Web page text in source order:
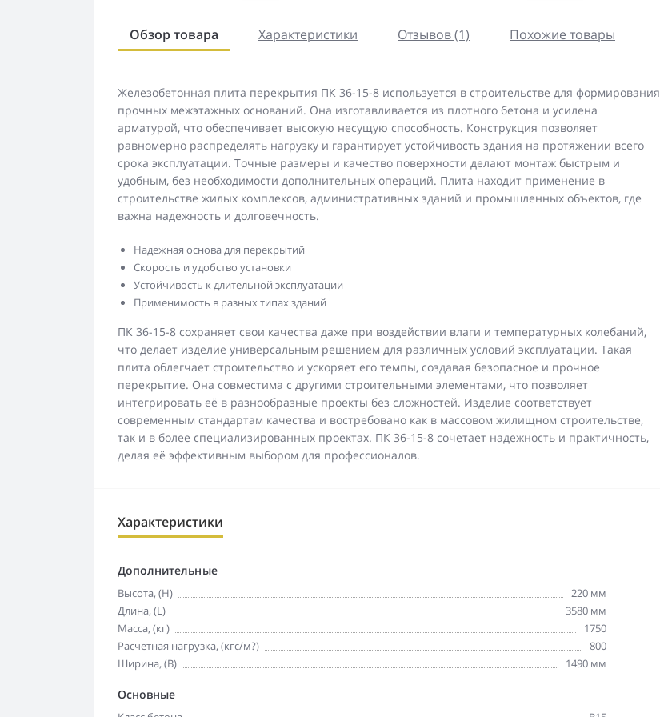
Обзор товара Характеристики Отзывов (1) Похожие товары
Железобетонная плита перекрытия ПК 36-15-8 используется в строительстве для формирования
прочных межэтажных оснований. Она изготавливается из плотного бетона и усилена
арматурой, что обеспечивает высокую несущую способность. Конструкция позволяет
равномерно распределять нагрузку и гарантирует устойчивость здания на протяжении всего
срока эксплуатации. Точные размеры и качество поверхности делают монтаж быстрым и
удобным, без необходимости дополнительных операций. Плита находит применение в
строительстве жилых комплексов, административных зданий и промышленных объектов, где
важна надежность и долговечность.
Надежная основа для перекрытий
Скорость и удобство установки
Устойчивость к длительной эксплуатации
Применимость в разных типах зданий
ПК 36-15-8 сохраняет свои качества даже при воздействии влаги и температурных колебаний,
что делает изделие универсальным решением для различных условий эксплуатации. Такая
плита облегчает строительство и ускоряет его темпы, создавая безопасное и прочное
перекрытие. Она совместима с другими строительными элементами, что позволяет
интегрировать её в разнообразные проекты без сложностей. Изделие соответствует
современным стандартам качества и востребовано как в массовом жилищном строительстве,
так и в более специализированных проектах. ПК 36-15-8 сочетает надежность и практичность,
делая её эффективным выбором для профессионалов.
Характеристики
Дополнительные
Высота, (H)
220 мм
Длина, (L)
3580 мм
Масса, (кг)
1750
Расчетная нагрузка, (кгс/м?)
800
Ширина, (B)
1490 мм
Основные